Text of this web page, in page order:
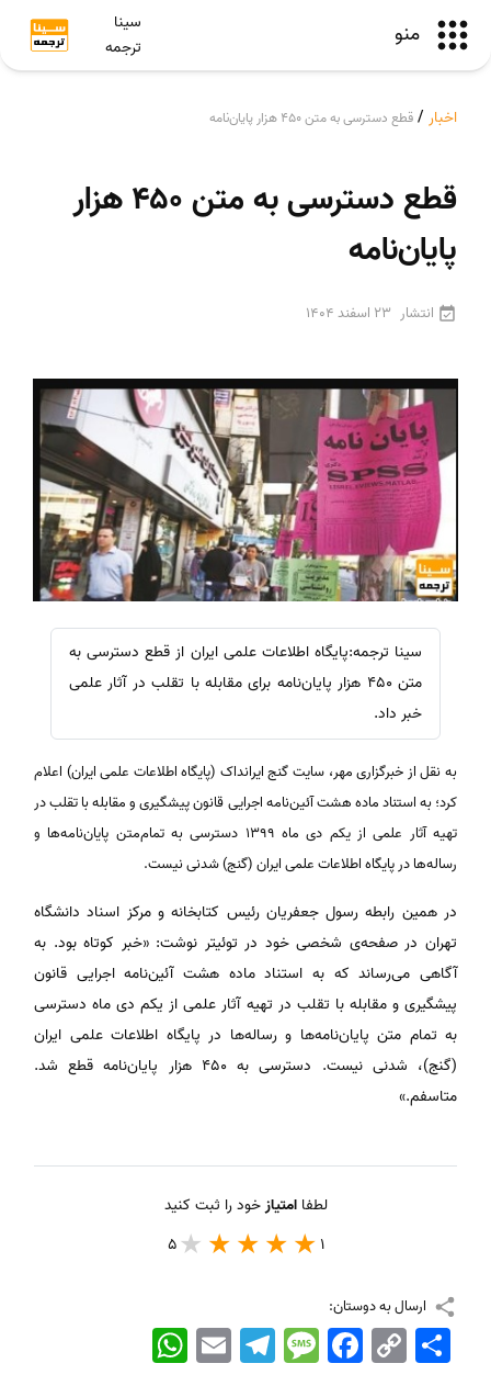
منو
سینا
ترجمه
اخبار / قطع دسترسی به متن ۴۵۰ هزار پایان‌نامه
قطع دسترسی به متن ۴۵۰ هزار
پایان‌نامه
انتشار 23 اسفند 1404
سینا ترجمه:پایگاه اطلاعات علمی ایران از قطع دسترسی به
متن 450 هزار پایان‌نامه برای مقابله با تقلب در آثار علمی
خبر داد.
به نقل از خبرگزاری مهر، سایت گنج ایرانداک (پایگاه اطلاعات علمی ایران) اعلام
کرد؛ به استناد ماده هشت آئین‌نامه اجرایی قانون پیشگیری و مقابله با تقلب در
تهیه آثار علمی از یکم دی ماه ۱۳۹۹ دسترسی به تمام‌متن پایان‌نامه‌ها و
رساله‌ها در پایگاه اطلاعات علمی ایران (گنج) شدنی نیست.
در همین رابطه رسول جعفریان رئیس کتابخانه و مرکز اسناد دانشگاه
تهران در صفحه‌ی شخصی خود در توئیتر نوشت: «خبر کوتاه بود. به
آگاهی می‌رساند که به استناد ماده هشت آئین‌نامه اجرایی قانون
پیشگیری و مقابله با تقلب در تهیه آثار علمی از یکم دی ماه دسترسی
به تمام متن پایان‌نامه‌ها و رساله‌ها در پایگاه اطلاعات علمی ایران
(گنج)، شدنی نیست. دسترسی به ۴۵۰ هزار پایان‌نامه قطع شد.
متاسفم.»
لطفاامتیازخود را ثبت کنید
1
5
ارسال به دوستان:
WhatsApp EmailTelegramMessageFacebook Copy
Link
اشتراک